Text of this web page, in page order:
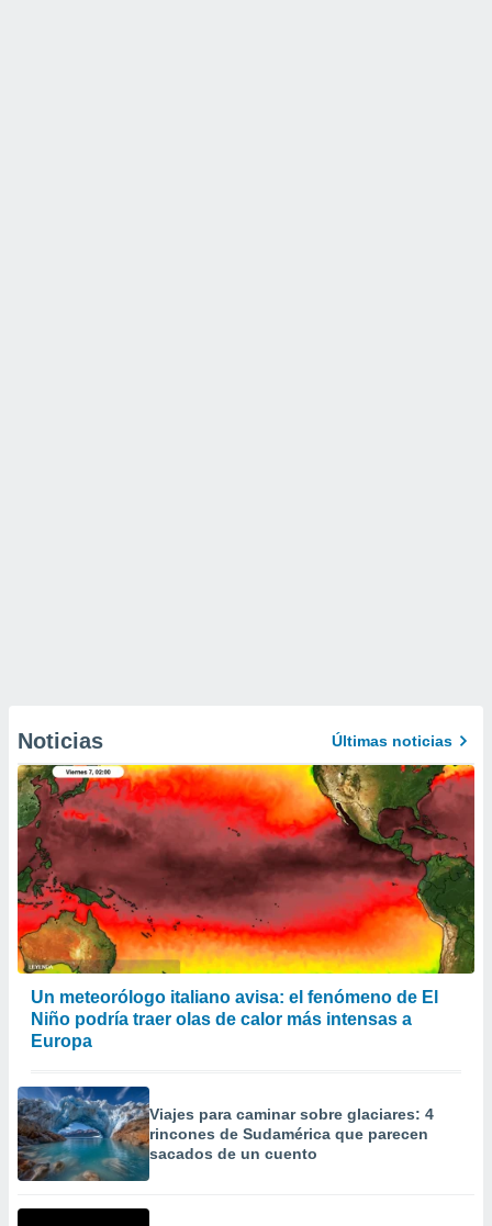
Noticias Últimas noticias
Un meteorólogo italiano avisa: el fenómeno de El
Niño podría traer olas de calor más intensas a
Europa
Viajes para caminar sobre glaciares: 4
rincones de Sudamérica que parecen
sacados de un cuento